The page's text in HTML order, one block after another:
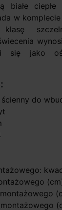
białe
w
klasę
się jako
do